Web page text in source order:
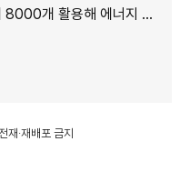
용해 에너지 유니콘 키운다
·재배포 금지